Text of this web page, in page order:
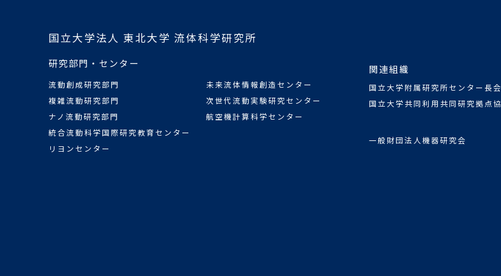
国立大学法人 東北大学 流体科学研究所
研究部門・センター
流動創成研究部門
複雑流動研究部門
ナノ流動研究部門
統合流動科学国際研究教育センター
リヨンセンター
未来流体情報創造センター
次世代流動実験研究センター
航空機計算科学センター
関連組織
国立大学附属研究所センター長
国立大学共同利用共同研究拠点
一般財団法人機器研究会